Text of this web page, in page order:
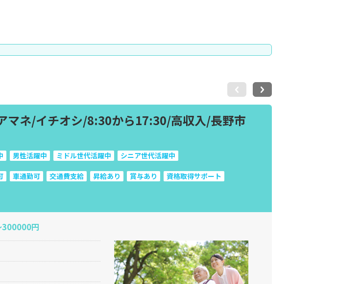
マネ/イチオシ/8:30から17:30/高収入/長野市
男性活躍中 ミドル世代活躍中 シニア世代活躍中
車通勤可 交通費支給 昇給あり 賞与あり 資格取得サポート
300000円